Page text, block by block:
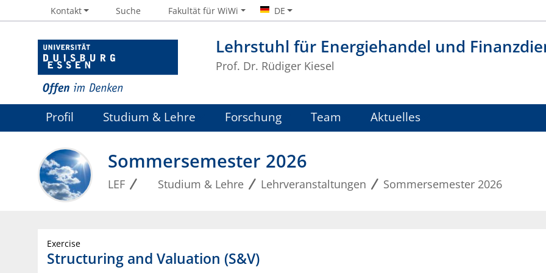
Lehrstuhl für Energiehandel und
Prof. Dr. Rüdiger Kiesel
Kontakt Suche Fakultät für WiWi DE
Profil Studium & Lehre Forschung Team Aktuelles
Sommersemester 2026
LEF Studium & Lehre Lehrveranstaltungen Sommersemester 2026
Exercise
Structuring and Valuation (S&V)